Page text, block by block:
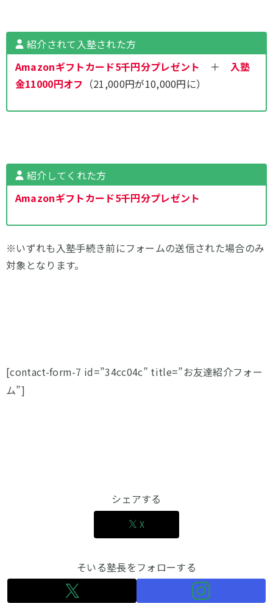
紹介されて入塾された方
Amazonギフトカード5千円分プレゼント
＋ 入塾
金11000円オフ （21,000円が10,000円に）
紹介してくれた方
Amazonギフトカード5千円分プレゼント
※いずれも入塾手続き前にフォームの送信された場合のみ
対象となります。
[contact-form-7 id=”34cc04c” title=”お友達紹介フォー
ム”]
シェアする
X
そいる塾長をフォローする